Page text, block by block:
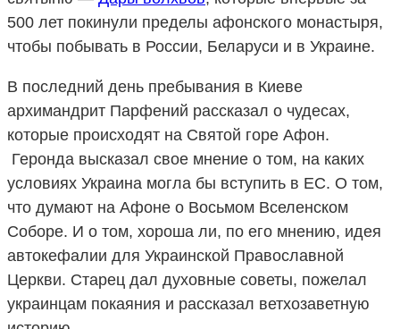
500 лет покинули пределы афонского монастыря,
чтобы побывать в России, Беларуси и в Украине.
В последний день пребывания в Киеве
архимандрит Парфений рассказал о чудесах,
которые происходят на Святой горе Афон.
Геронда высказал свое мнение о том, на каких
условиях Украина могла бы вступить в ЕС. О том,
что думают на Афоне о Восьмом Вселенском
Соборе. И о том, хороша ли, по его мнению, идея
автокефалии для Украинской Православной
Церкви. Старец дал духовные советы, пожелал
украинцам покаяния и рассказал ветхозаветную